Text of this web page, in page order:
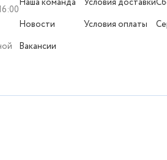
Наша команда
Новости
Вакансии
Условия доставки
Условия оплаты